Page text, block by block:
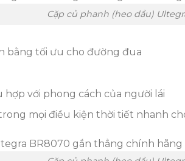
Cặp củ phanh (heo dầu)
bằng tối ưu cho đường đua
với phong cách của người lái
mọi điều kiện thời tiết nhanh